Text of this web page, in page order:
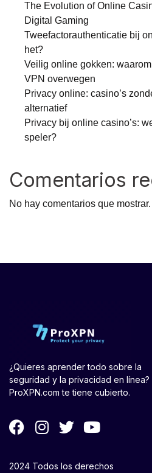
The Evolution of Online
Digital Gaming
Tweefactorauthenticatie bij
het?
Veilig online gokken:
VPN overwegen
Privacy online: casino’s
alternatief
Privacy bij online casino’s:
speler?
Comentarios
No hay comentarios que mostrar.
¿Quieres aprender todo sobre la
seguridad y la privacidad en línea?
ProXPN.com te tiene cubierto.
2024 Todos los derechos